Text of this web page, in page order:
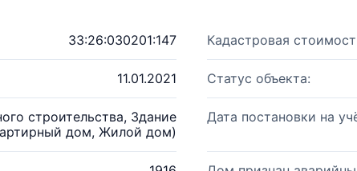
33:26:030201:147 Кадастровая
11.01.2021 Статус объекта:
строительства, Здание
дом, Жилой дом)
Дата постановки на